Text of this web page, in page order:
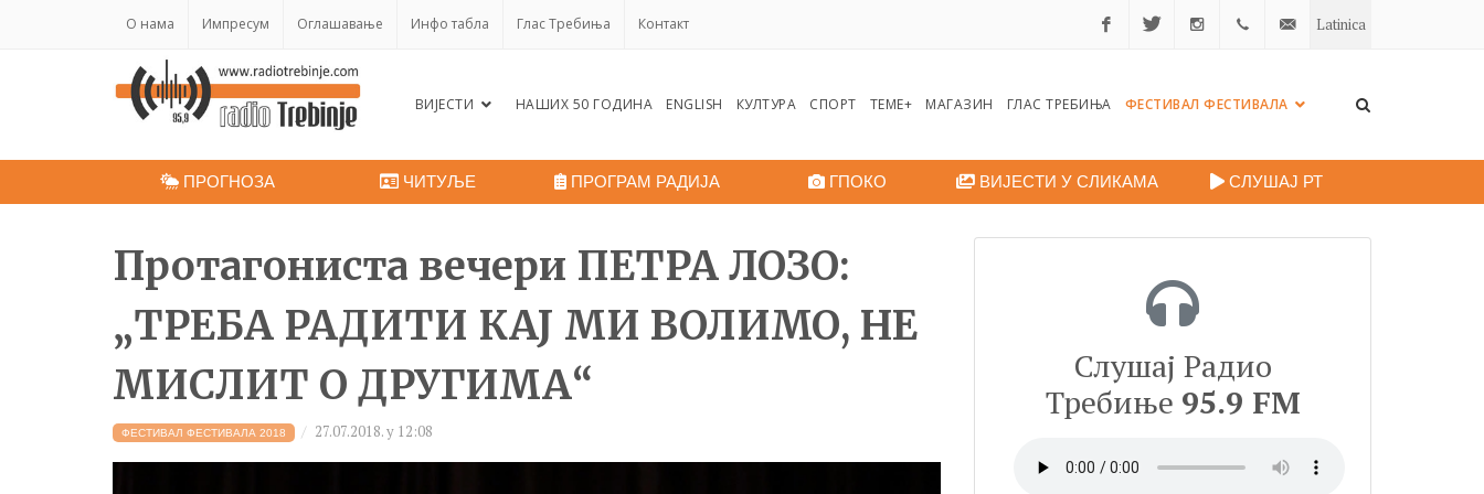
O нама Импресум Оглашавање Инфо табла Глас Требиња Контакт Latinica
ВИЈЕСТИ НАШИХ 50 ГОДИНА ENGLISH КУЛТУРА СПОРТ ТЕМЕ+ МАГАЗИН ГЛАС ТРЕБИЊА ФЕСТИВАЛ ФЕСТИВАЛА
ПРОГНОЗА ЧИТУЉЕ ПРОГРАМ РАДИЈА ГПОКО ВИЈЕСТИ У СЛИКАМА СЛУШАЈ РТ
Протагониста вечери ПЕТРА ЛОЗО:
„ТРЕБА РАДИТИ КАЈ МИ ВОЛИМО, НЕ
МИСЛИТ О ДРУГИМА“
ФЕСТИВАЛ ФЕСТИВАЛА 2018 27.07.2018. у 12:08
Слушај Радио
Требиње 95.9 FM